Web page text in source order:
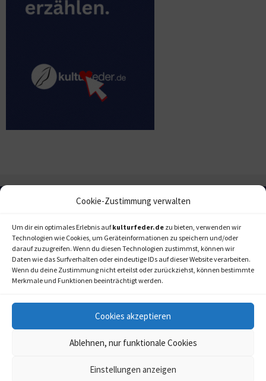
Cookie-Zustimmung verwalten
Um dir ein optimales Erlebnis aufkulturfeder.de zu bieten, verwenden wir
Technologien wie Cookies, um Geräteinformationen zu speichern und/oder
darauf zuzugreifen. Wenn du diesen Technologien zustimmst, können wir
Daten wie das Surfverhalten oder eindeutige IDs auf dieser Website verarbeiten.
Wenn du deine Zustimmung nicht erteilst oder zurückziehst, können bestimmte
Merkmale und Funktionen beeinträchtigt werden.
Cookies akzeptieren
Ablehnen, nur funktionale Cookies
Einstellungen anzeigen
© 2006-2020 LAPPmedien+events
kulturfeder.de –